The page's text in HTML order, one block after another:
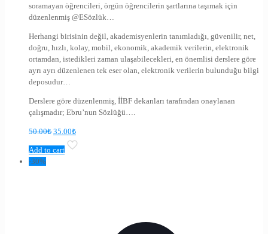
soramayan öğrencileri, örgün öğrencilerin şartlarına taşımak için
düzenlenmiş @ESözlük…
Herhangi birisinin değil, akademisyenlerin tanımladığı, güvenilir, net,
doğru, hızlı, kolay, mobil, ekonomik, akademik verilerin, elektronik
ortamdan, istedikleri zaman ulaşabilecekleri, en önemlisi derslere göre
ayrı ayrı düzenlenen tek eser olan, elektronik verilerin bulunduğu bilgi
deposudur…
Derslere göre düzenlenmiş, İİBF dekanları tarafından onaylanan
çalışmadır; Ebru’nun Sözlüğü….
50.00₺ 35.00₺
Add to cart
-30%